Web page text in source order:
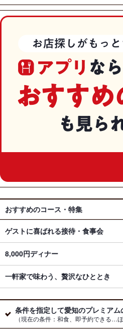
おすすめのコース・特集
ゲストに喜ばれる接待・食事会
8,000円ディナー
一軒家で味わう、贅沢なひととき
条件を指定して愛知のプレミア
（現在の条件：和食、即予約できる…ほ